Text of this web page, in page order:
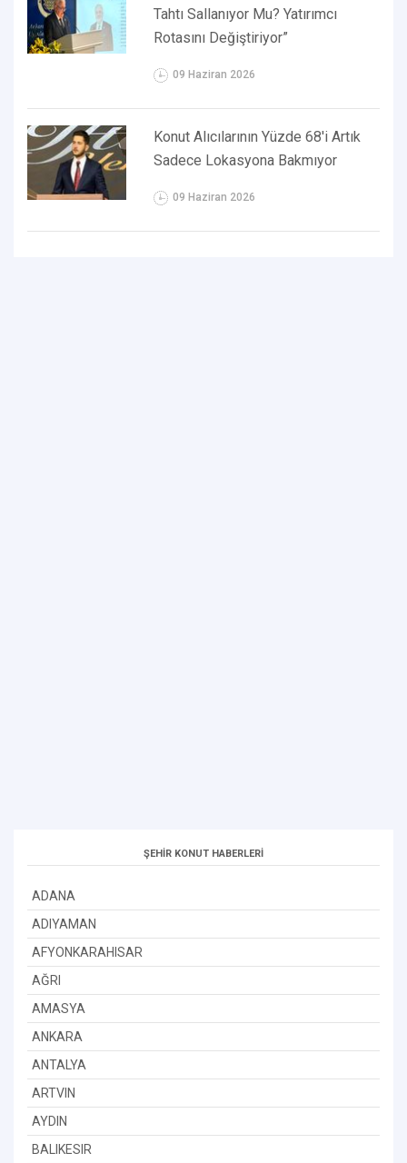
Tahtı Sallanıyor Mu? Yatırımcı
Rotasını Değiştiriyor”
09 Haziran 2026
Konut Alıcılarının Yüzde 68'i Artık
Sadece Lokasyona Bakmıyor
09 Haziran 2026
ŞEHİR KONUT HABERLERİ
ADANA
ADIYAMAN
AFYONKARAHISAR
AĞRI
AMASYA
ANKARA
ANTALYA
ARTVIN
AYDIN
BALIKESIR